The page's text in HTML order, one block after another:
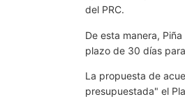
del PRC.
De esta manera,
plazo de 30 días
La propuesta de
presupuestada" el